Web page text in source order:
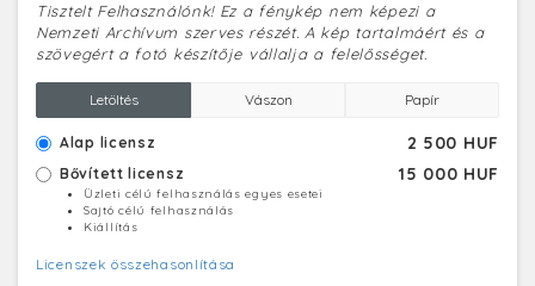
Tisztelt Felhasználónk! Ez a fénykép nem képezi a
Nemzeti Archívum szerves részét. A kép tartalmáért és a
szövegért a fotó készítője vállalja a felelősséget.
Letöltés Vászon Papír
Alap licensz 2 500 HUF
Bővített licensz 15 000 HUF
Üzleti célú felhasználás egyes esetei
Sajtó célú felhasználás
Kiállítás
Licenszek összehasonlítása